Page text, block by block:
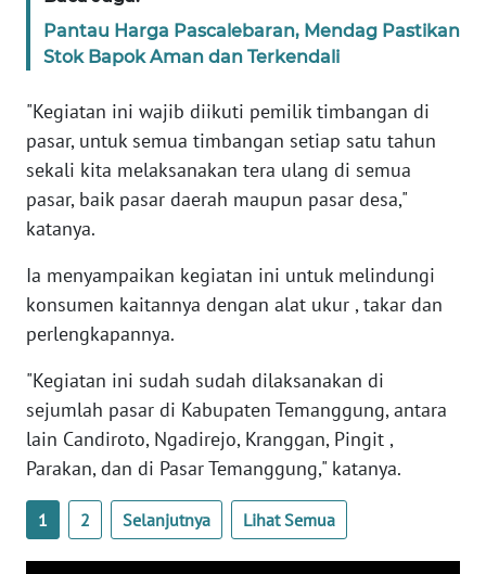
Pantau Harga Pascalebaran, Mendag Pastikan
Stok Bapok Aman dan Terkendali
"Kegiatan ini wajib diikuti pemilik timbangan di
pasar, untuk semua timbangan setiap satu tahun
sekali kita melaksanakan tera ulang di semua
pasar, baik pasar daerah maupun pasar desa,"
katanya.
Ia menyampaikan kegiatan ini untuk melindungi
konsumen kaitannya dengan alat ukur , takar dan
perlengkapannya.
"Kegiatan ini sudah sudah dilaksanakan di
sejumlah pasar di Kabupaten Temanggung, antara
lain Candiroto, Ngadirejo, Kranggan, Pingit ,
Parakan, dan di Pasar Temanggung," katanya.
1 2 Selanjutnya Lihat Semua
KEPRI
WN
WN
PAPUA
BARAT
RIAU
WN
SERAMBI
WN
JAMBI
SULTRA
WN